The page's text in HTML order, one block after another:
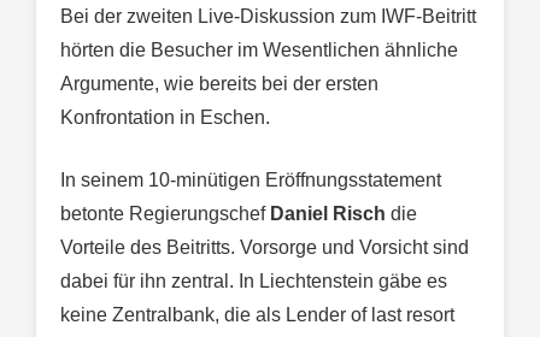
Bei der zweiten Live-Diskussion zum IWF-Beitritt
hörten die Besucher im Wesentlichen ähnliche
Argumente, wie bereits bei der ersten
Konfrontation in Eschen.
In seinem 10-minütigen Eröffnungsstatement
betonte Regierungschef Daniel Risch die
Vorteile des Beitritts. Vorsorge und Vorsicht sind
dabei für ihn zentral. In Liechtenstein gäbe es
keine Zentralbank, die als Lender of last resort